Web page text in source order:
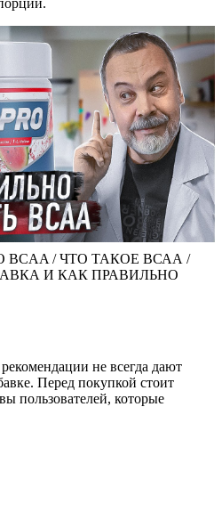
/ ЧТО ТАКОЕ ВСАА /
И КАК ПРАВИЛЬНО
не всегда дают
Перед покупкой стоит
пользователей, которые